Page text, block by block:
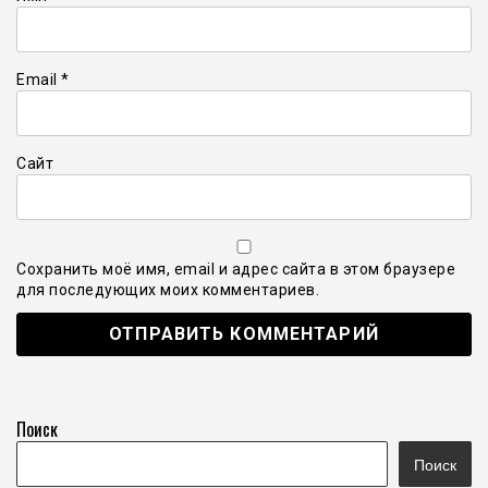
Email *
Сайт
Сохранить моё имя, email и адрес сайта в этом браузере
для последующих моих комментариев.
Поиск
Поиск